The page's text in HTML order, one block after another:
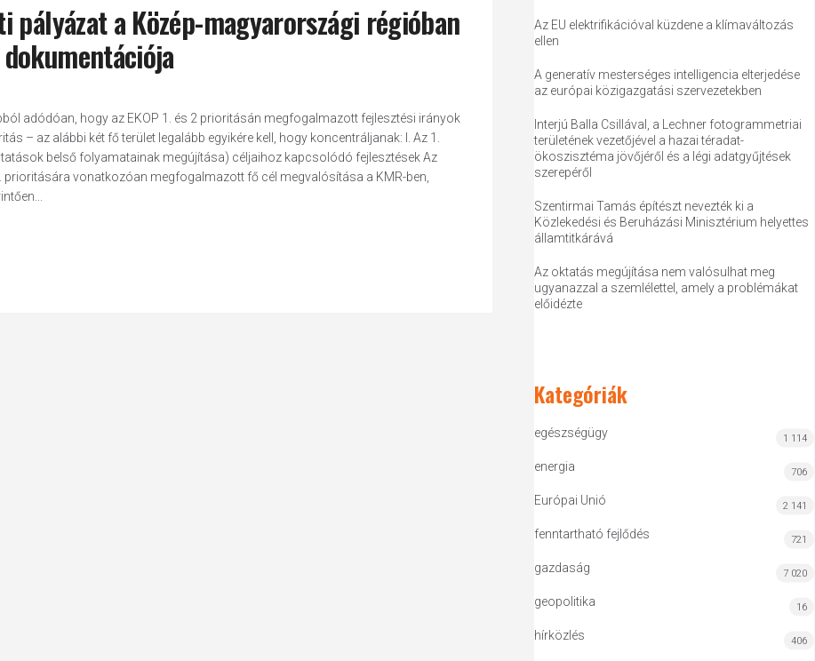
pályázat a Közép-magyarországi régióban
adódóan, hogy az EKOP 1. és 2 prioritásán megfogalmazott fejlesztési irányok
– az alábbi két fő terület legalább egyikére kell, hogy koncentráljanak: I. Az 1.
belső folyamatainak megújítása) céljaihoz kapcsolódó fejlesztések Az
vonatkozóan megfogalmazott fő cél megvalósítása a KMR-ben,
Az EU elektrifikációval küzdene a klímaváltozás
ellen
A generatív mesterséges intelligencia elterjedése
az európai közigazgatási szervezetekben
Interjú Balla Csillával, a Lechner fotogrammetriai
területének vezetőjével a hazai téradat-
ökoszisztéma jövőjéről és a légi adatgyűjtések
szerepéről
Szentirmai Tamás építészt nevezték ki a
Közlekedési és Beruházási Minisztérium helyettes
államtitkárává
Az oktatás megújítása nem valósulhat meg
ugyanazzal a szemlélettel, amely a problémákat
előidézte
Kategóriák
egészségügy 1 114
energia 706
Európai Unió 2 141
fenntartható fejlődés 721
gazdaság 7 020
geopolitika 16
hírközlés 406